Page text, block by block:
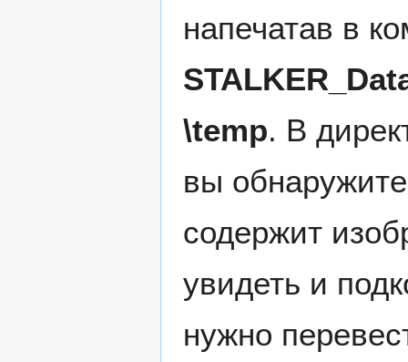
напечатав в
\temp. В
вы
содержит
увидеть и
нужно